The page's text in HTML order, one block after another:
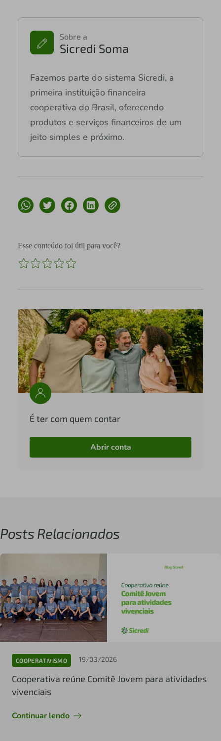
Sobre a
Sicredi Soma
Fazemos parte do sistema Sicredi, a
primeira instituição financeira
cooperativa do Brasil, oferecendo
produtos e serviços financeiros de um
jeito simples e próximo.
Esse conteúdo foi útil para você?
É ter com quem contar
Abrir conta
Posts Relacionados
COOPERATIVISMO 19/03/2026
Cooperativa reúne Comitê Jovem para atividades
vivenciais
Continuar lendo